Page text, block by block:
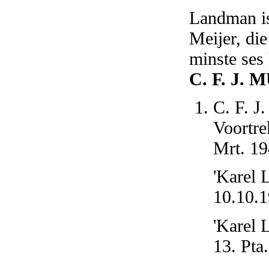
Landman
Meijer,
minste
C. F. J.
C. F.
Mrt.
'Karel
'Karel
13.